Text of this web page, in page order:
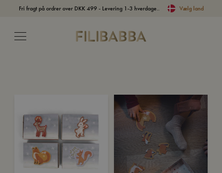
Fri fragt på ordrer over DKK 499 - Levering 1-3 hverdage.. Vælg land